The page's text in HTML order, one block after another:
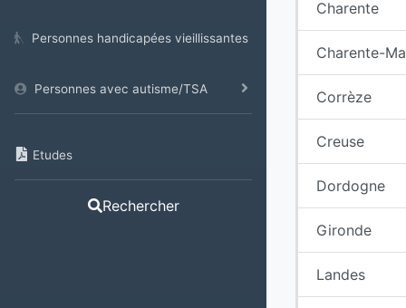
Personnes handicapées vieillissantes
Personnes avec autisme/TSA
Etudes
Rechercher
Charente
Charente-
Corrèze
Creuse
Dordogne
Gironde
Landes